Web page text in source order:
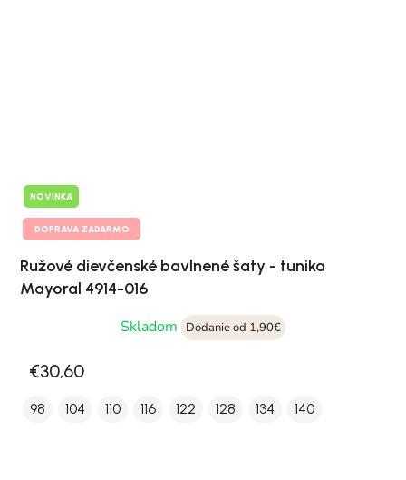
NOVINKA
DOPRAVA ZADARMO
Ružové dievčenské bavlnené šaty - tunika
Mayoral 4914-016
Skladom
Dodanie od 1,90€
€30,60
98 104 110 116 122 128 134 140